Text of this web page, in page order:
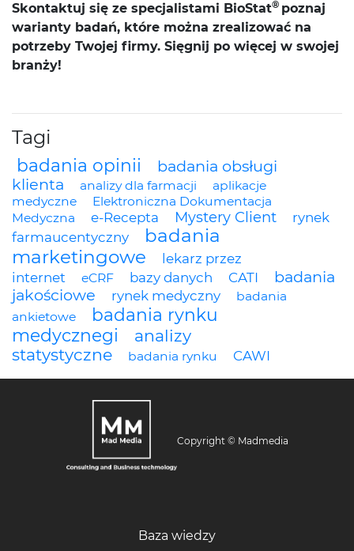
Skontaktuj się ze specjalistami BioStat® poznaj
warianty badań, które można zrealizować na
potrzeby Twojej firmy. Sięgnij po więcej w swojej
branży!
Tagi
badania opinii
badania obsługi
klienta
analizy dla farmacji
aplikacje
medyczne
Elektroniczna Dokumentacja
Medyczna
e-Recepta Mystery Client
rynek
farmaucentyczny
badania
marketingowe
lekarz przez
internet
eCRF bazy danych CATI
badania
jakościowe
rynek medyczny
badania
ankietowe
badania rynku
medycznegi
analizy
statystyczne
badania rynku CAWI
Copyright © Madmedia
Baza wiedzy